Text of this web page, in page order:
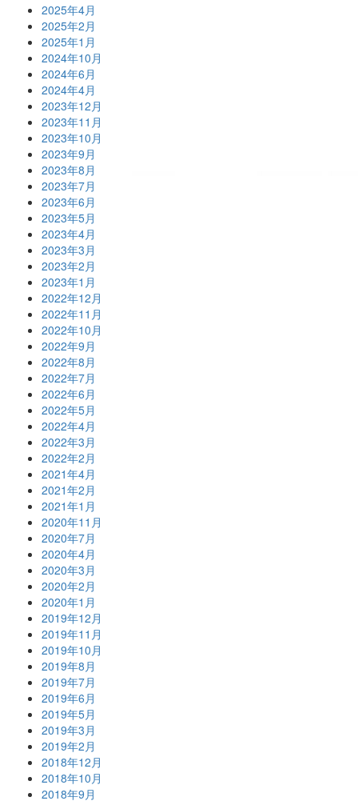
2025年4月
2025年2月
2025年1月
2024年10月
2024年6月
2024年4月
2023年12月
2023年11月
2023年10月
2023年9月
2023年8月
2023年7月
2023年6月
2023年5月
2023年4月
2023年3月
2023年2月
2023年1月
2022年12月
2022年11月
2022年10月
2022年9月
2022年8月
2022年7月
2022年6月
2022年5月
2022年4月
2022年3月
2022年2月
2021年4月
2021年2月
2021年1月
2020年11月
2020年7月
2020年4月
2020年3月
2020年2月
2020年1月
2019年12月
2019年11月
2019年10月
2019年8月
2019年7月
2019年6月
2019年5月
2019年3月
2019年2月
2018年12月
2018年10月
2018年9月